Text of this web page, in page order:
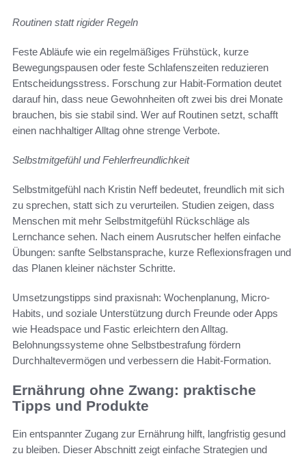
Routinen statt rigider Regeln
Feste Abläufe wie ein regelmäßiges Frühstück, kurze
Bewegungspausen oder feste Schlafenszeiten reduzieren
Entscheidungsstress. Forschung zur Habit-Formation deutet
darauf hin, dass neue Gewohnheiten oft zwei bis drei Monate
brauchen, bis sie stabil sind. Wer auf Routinen setzt, schafft
einen nachhaltiger Alltag ohne strenge Verbote.
Selbstmitgefühl und Fehlerfreundlichkeit
Selbstmitgefühl nach Kristin Neff bedeutet, freundlich mit sich
zu sprechen, statt sich zu verurteilen. Studien zeigen, dass
Menschen mit mehr Selbstmitgefühl Rückschläge als
Lernchance sehen. Nach einem Ausrutscher helfen einfache
Übungen: sanfte Selbstansprache, kurze Reflexionsfragen und
das Planen kleiner nächster Schritte.
Umsetzungstipps sind praxisnah: Wochenplanung, Micro-
Habits, und soziale Unterstützung durch Freunde oder Apps
wie Headspace und Fastic erleichtern den Alltag.
Belohnungssysteme ohne Selbstbestrafung fördern
Durchhaltevermögen und verbessern die Habit-Formation.
Ernährung ohne Zwang: praktische
Tipps und Produkte
Ein entspannter Zugang zur Ernährung hilft, langfristig gesund
zu bleiben. Dieser Abschnitt zeigt einfache Strategien und